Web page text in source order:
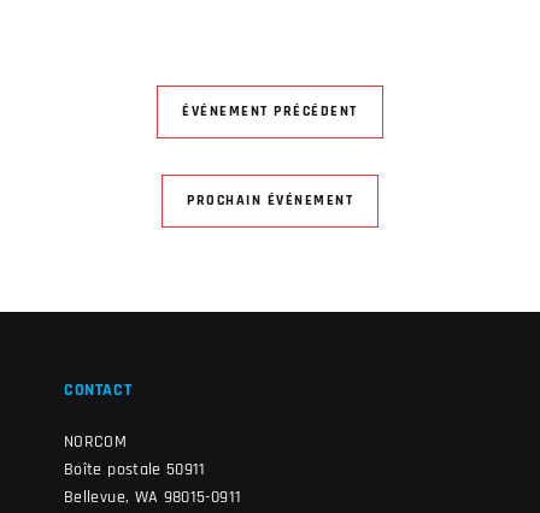
ÉVÉNEMENT PRÉCÉDENT
PROCHAIN ÉVÉNEMENT
CONTACT
NORCOM
Boîte postale 50911
Bellevue, WA 98015-0911